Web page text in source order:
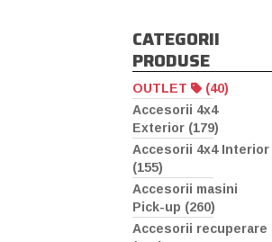
CATEGORII
PRODUSE
OUTLET
(40)
Accesorii 4x4
Exterior (179)
Accesorii 4x4 Interior
(155)
Accesorii masini
Pick-up (260)
Accesorii recuperare